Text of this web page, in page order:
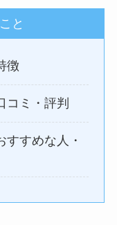
と
徴
コミ・評判
すすめな人・